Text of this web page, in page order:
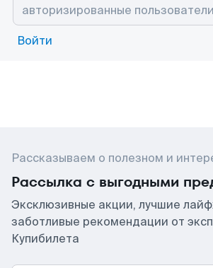
Войти
Рассказываем о полезном и
Рассылка с выгодными
Эксклюзивные акции, лучшие
заботливые рекомендации от
Купибилета